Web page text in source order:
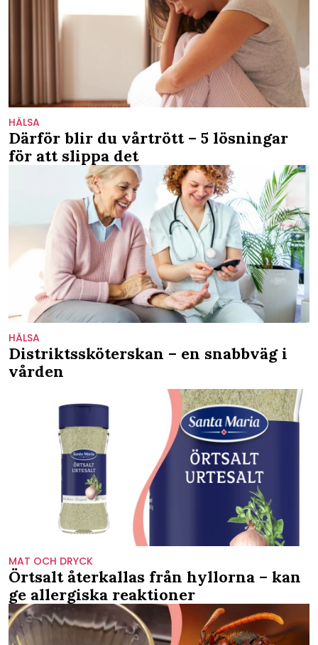
HÄLSA
Därför blir du vårtrött – 5 lösningar
för att slippa det
HÄLSA
Distriktssköterskan – en snabbväg i
vården
MAT OCH DRYCK
Örtsalt återkallas från hyllorna – kan
ge allergiska reaktioner